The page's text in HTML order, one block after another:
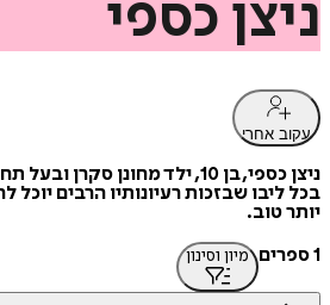
ניצן כספי
עקוב אחרי
ניצן כספי, בן 10, ילד מחונן
בכל ליבו שבזכות רעיונותיו הרבים
יותר טוב.
1 ספרים
מיון וסינון